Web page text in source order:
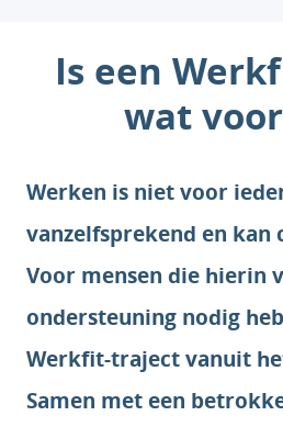
Is een
wat
Werken is niet voor
vanzelfsprekend en kan
Voor mensen die hierin
ondersteuning nodig
Werkfit-traject vanuit
Samen met een